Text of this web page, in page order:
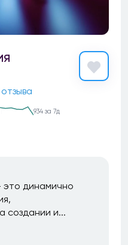
934 за 7д
динамично
создании и...